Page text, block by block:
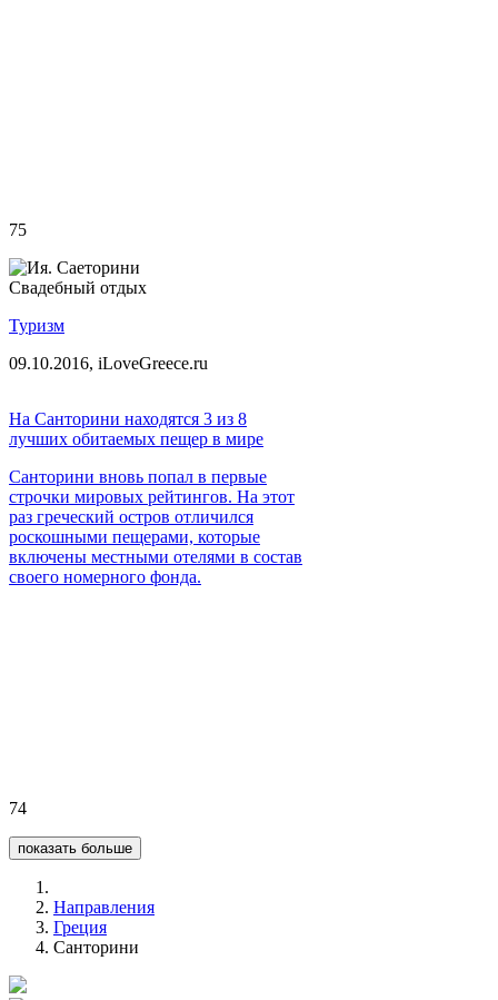
75
Свадебный отдых
Туризм
09.10.2016, iLoveGreece.ru
На Санторини находятся 3 из 8
лучших обитаемых пещер в мире
Санторини вновь попал в первые
строчки мировых рейтингов. На этот
раз греческий остров отличился
роскошными пещерами, которые
включены местными отелями в состав
своего номерного фонда.
74
показать больше
Направления
Греция
Санторини